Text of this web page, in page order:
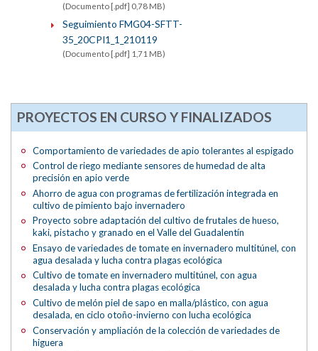
(Documento [.pdf] 0,78 MB)
Seguimiento FMG04-SFTT-
35_20CPI1_1_210119
(Documento [.pdf] 1,71 MB)
PROYECTOS EN CURSO Y FINALIZADOS
Comportamiento de variedades de apio tolerantes al espigado
Control de riego mediante sensores de humedad de alta
precisión en apio verde
Ahorro de agua con programas de fertilización integrada en
cultivo de pimiento bajo invernadero
Proyecto sobre adaptación del cultivo de frutales de hueso,
kaki, pistacho y granado en el Valle del Guadalentín
Ensayo de variedades de tomate en invernadero multitúnel, con
agua desalada y lucha contra plagas ecológica
Cultivo de tomate en invernadero multitúnel, con agua
desalada y lucha contra plagas ecológica
Cultivo de melón piel de sapo en malla/plástico, con agua
desalada, en ciclo otoño-invierno con lucha ecológica
Conservación y ampliación de la colección de variedades de
higuera